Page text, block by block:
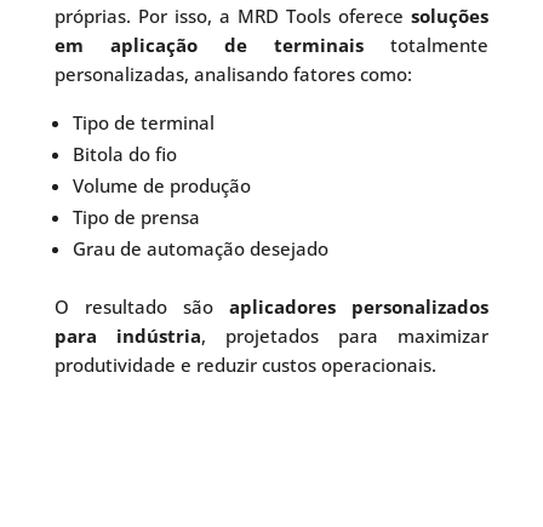
próprias. Por isso, a MRD Tools oferecesoluções
em aplicação de terminais totalmente
personalizadas, analisando fatores como:
Tipo de terminal
Bitola do fio
Volume de produção
Tipo de prensa
Grau de automação desejado
O resultado sãoaplicadores personalizados
para indústria, projetados para maximizar
produtividade e reduzir custos operacionais.